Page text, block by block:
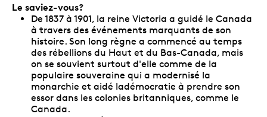
Le saviez-vous?
De 1837 à 1901, la reine Victoria a guidé le Canada
à travers des événements marquants de son
histoire. Son long règne a commencé au temps
des rébellions du Haut et du Bas-Canada, mais
on se souvient surtout d'elle comme de la
populaire souveraine qui a modernisé la
monarchie et aidé ladémocratie à prendre son
essor dans les colonies britanniques, comme le
Canada.